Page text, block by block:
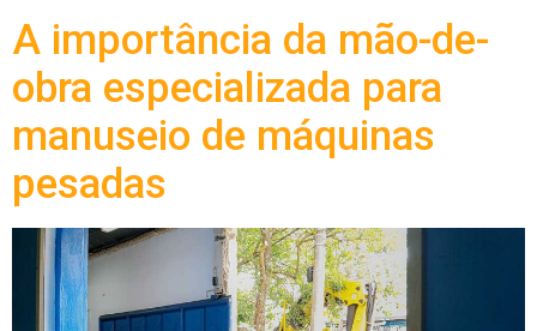
A importância da mão-de-
obra especializada para
manuseio de máquinas
pesadas